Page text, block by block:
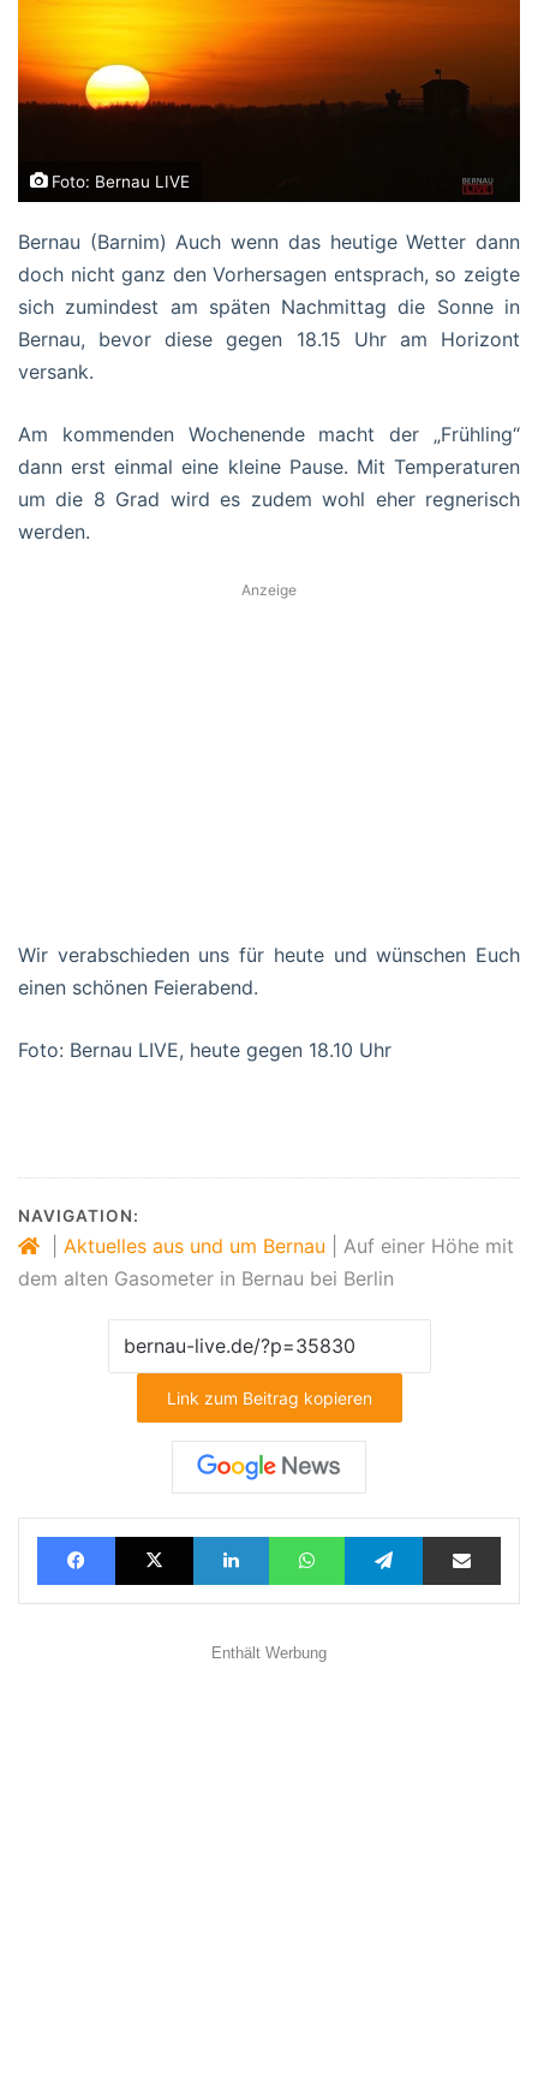
Foto: Bernau LIVE
Bernau (Barnim) Auch wenn das heutige Wetter dann
doch nicht ganz den Vorhersagen entsprach, so zeigte
sich zumindest am späten Nachmittag die Sonne in
Bernau, bevor diese gegen 18.15 Uhr am Horizont
versank.
Am kommenden Wochenende macht der „Frühling“
dann erst einmal eine kleine Pause. Mit Temperaturen
um die 8 Grad wird es zudem wohl eher regnerisch
werden.
Anzeige
Wir verabschieden uns für heute und wünschen Euch
einen schönen Feierabend.
Foto: Bernau LIVE, heute gegen 18.10 Uhr
NAVIGATION:
Aktuelles aus und um Bernau
Auf einer Höhe mit
dem alten Gasometer in Bernau bei Berlin
Link zum Beitrag kopieren
FacebookX LinkedInWhatsAppTelegramTeilen via E-Mail
Enthält Werbung